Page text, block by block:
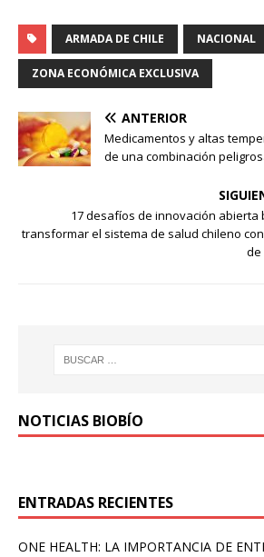
ARMADA DE CHILE NACIONAL
ZONA ECONÓMICA EXCLUSIVA
ANTERIOR
Medicamentos y altas
de una combinación
17 desafíos de innovación abierta
transformar el sistema de salud chileno
de
NOTICIAS BIOBÍO
ENTRADAS RECIENTES
ONE HEALTH: LA IMPORTANCIA DE